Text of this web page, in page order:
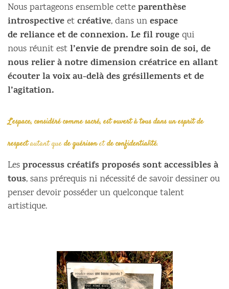
Nous partageons ensemble cetteparenthèse
introspectiveetcréative, dans unespace
de reliance et de connexion. Le fil rougequi
nous réunit estl’envie de prendre soin de soi, de
nous relier à notre dimension créatrice en allant
écouter la voix au-delà des grésillements et de
l’agitation.
L’espace, considéré comme sacré, est ouvert à tous dans un esprit de
respectautant quede guérisonetde confidentialité.
Lesprocessus créatifs proposés sont accessibles à
tous, sans prérequis ni nécessité de savoir dessiner ou
penser devoir posséder un quelconque talent
artistique.